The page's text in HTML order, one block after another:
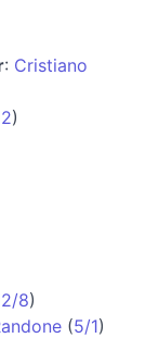
: Cristiano
)
8)
(5/1)